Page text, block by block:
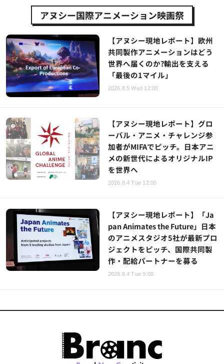
アヌシー国際アニメーション映画祭
【アヌシー現地レポート】欧州
共同製作アニメーションはどう
世界へ届くのか?輸出を支える
「最後の1マイル」
2026.8.5 Wed 12:00
【アヌシー現地レポート】グロ
ーバル・アニメ・チャレンジ参
加者がMIFAでピッチ。日本アニ
メの新世代によるオリジナルIP
を世界へ
2026.8.4 Tue 12:00
【アヌシー現地レポート】「Ja
pan Animates the Future」日本
のアニメスタジオ5社が最新プロ
ジェクトをピッチ、国際共同製
作・配給パートナーを募る
2026.8.4 Tue 9:00